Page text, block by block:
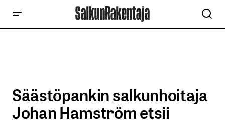
Säästöpankin salkunhoitaja
Johan Hamström etsii